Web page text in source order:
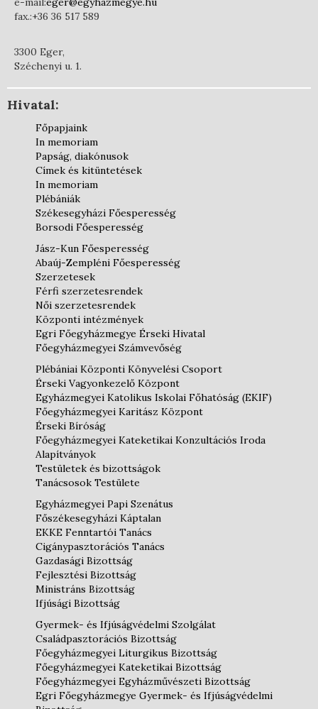
fax.:+36 36 517 589
3300 Eger,
Széchenyi u. 1.
Hivatal:
Főpapjaink
In memoriam
Papság, diakónusok
Címek és kitüntetések
In memoriam
Plébániák
Székesegyházi Főesperesség
Borsodi Főesperesség
Jász-Kun Főesperesség
Abaúj-Zempléni Főesperesség
Szerzetesek
Férfi szerzetesrendek
Női szerzetesrendek
Központi intézmények
Egri Főegyházmegye Érseki Hivatal
Főegyházmegyei Számvevőség
Plébániai Központi Könyvelési Csoport
Érseki Vagyonkezelő Központ
Egyházmegyei Katolikus Iskolai Főhatóság (EKIF)
Főegyházmegyei Karitász Központ
Érseki Bíróság
Főegyházmegyei Kateketikai Konzultációs Iroda
Alapítványok
Testületek és bizottságok
Tanácsosok Testülete
Egyházmegyei Papi Szenátus
Főszékesegyházi Káptalan
EKKE Fenntartói Tanács
Cigánypasztorációs Tanács
Gazdasági Bizottság
Fejlesztési Bizottság
Ministráns Bizottság
Ifjúsági Bizottság
Gyermek- és Ifjúságvédelmi Szolgálat
Családpasztorációs Bizottság
Főegyházmegyei Liturgikus Bizottság
Főegyházmegyei Kateketikai Bizottság
Főegyházmegyei Egyházművészeti Bizottság
Egri Főegyházmegye Gyermek- és Ifjúságvédelmi